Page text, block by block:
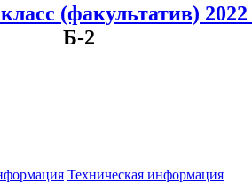
(факультатив)
Б-2
Техническая информация